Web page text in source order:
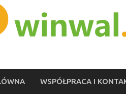
WSPÓŁPRACA I